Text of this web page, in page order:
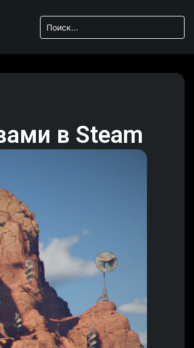
в Steam